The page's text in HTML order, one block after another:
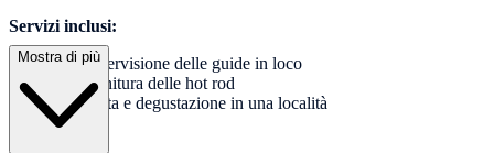
Servizi inclusi:
Supervisione delle guide in loco
Fornitura delle hot rod
Visita e degustazione in una località
Mostra di più